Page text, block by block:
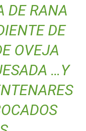
DE RANA
DE
OVEJA
…Y